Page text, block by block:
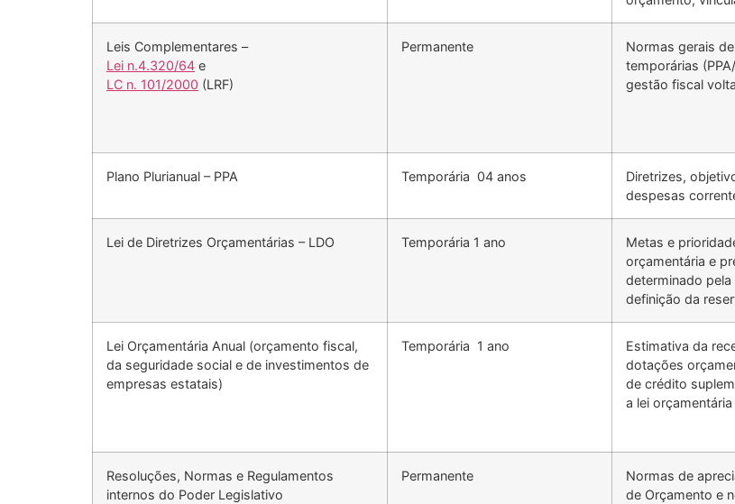
Leis Complementares –
Lei n.4.320/64 e
LC n. 101/2000 (LRF)
Permanente
Normas gerais
temporárias
gestão fiscal
Plano Plurianual – PPA Temporária 04 anos
Diretrizes,
despesas
Lei de Diretrizes Orçamentárias – LDO Temporária 1 ano
Metas e
orçamentária e
determinado pela
definição da
Lei Orçamentária Anual (orçamento fiscal,
da seguridade social e de investimentos de
empresas estatais)
Temporária 1 ano
Estimativa da
dotações
de crédito
a lei orçamentária
Resoluções, Normas e Regulamentos
internos do Poder Legislativo
Permanente
Normas de
de Orçamento e